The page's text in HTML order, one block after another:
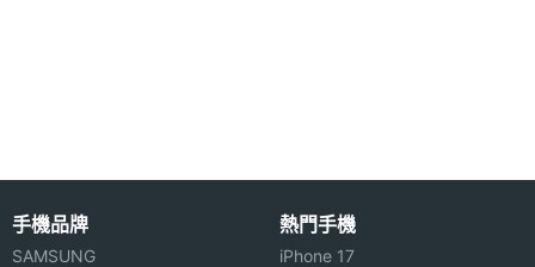
SIM卡
槽數
手機品牌
SAMSUNG
熱門手機
iPhone 17